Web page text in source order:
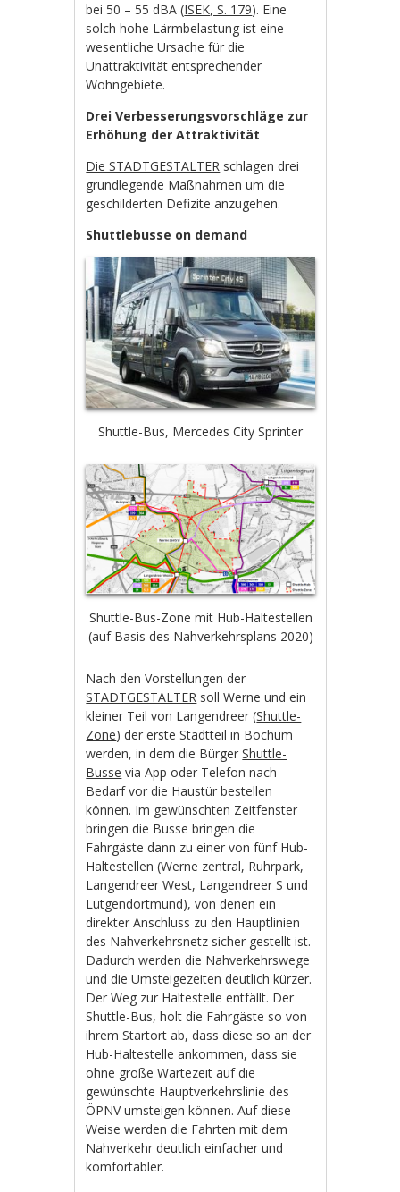
bei 50 – 55 dBA (ISEK, S. 179). Eine
solch hohe Lärmbelastung ist eine
wesentliche Ursache für die
Unattraktivität entsprechender
Wohngebiete.
Drei Verbesserungsvorschläge zur
Erhöhung der Attraktivität
Die STADTGESTALTER schlagen drei
grundlegende Maßnahmen um die
geschilderten Defizite anzugehen.
Shuttlebusse on demand
Shuttle-Bus, Mercedes City Sprinter
Shuttle-Bus-Zone mit Hub-Haltestellen
(auf Basis des Nahverkehrsplans 2020)
Nach den Vorstellungen der
STADTGESTALTER soll Werne und ein
kleiner Teil von Langendreer (Shuttle-
Zone) der erste Stadtteil in Bochum
werden, in dem die BürgerShuttle-
Busse via App oder Telefon nach
Bedarf vor die Haustür bestellen
können. Im gewünschten Zeitfenster
bringen die Busse bringen die
Fahrgäste dann zu einer von fünf Hub-
Haltestellen (Werne zentral, Ruhrpark,
Langendreer West, Langendreer S und
Lütgendortmund), von denen ein
direkter Anschluss zu den Hauptlinien
des Nahverkehrsnetz sicher gestellt ist.
Dadurch werden die Nahverkehrswege
und die Umsteigezeiten deutlich kürzer.
Der Weg zur Haltestelle entfällt. Der
Shuttle-Bus, holt die Fahrgäste so von
ihrem Startort ab, dass diese so an der
Hub-Haltestelle ankommen, dass sie
ohne große Wartezeit auf die
gewünschte Hauptverkehrslinie des
ÖPNV umsteigen können. Auf diese
Weise werden die Fahrten mit dem
Nahverkehr deutlich einfacher und
komfortabler.